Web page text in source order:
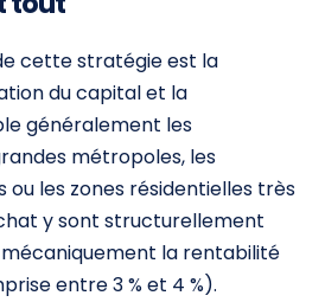
cette stratégie est la
du capital et la
généralement les
métropoles, les
ou les zones résidentielles très
y sont structurellement
la rentabilité
entre 3 % et 4 %).